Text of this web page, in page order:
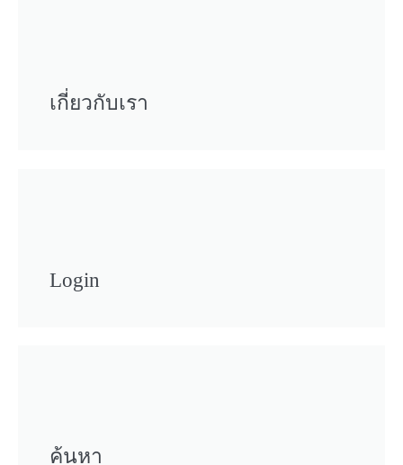
เกี่ยวกับเรา
Login
ค้นหา